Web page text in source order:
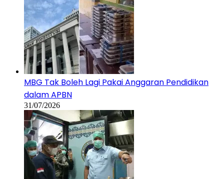
MBG Tak Boleh Lagi Pakai Anggaran Pendidikan
dalam APBN
31/07/2026